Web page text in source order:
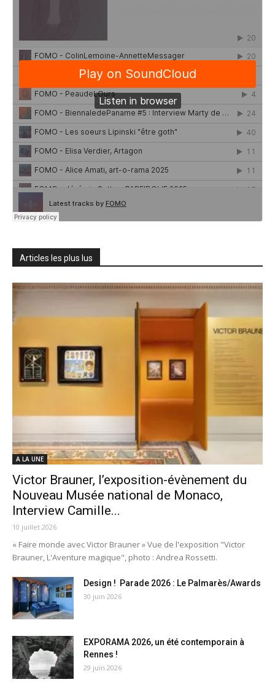
Articles les plus lus
A LA UNE
Victor Brauner, l’exposition-évènement du
Nouveau Musée national de Monaco,
Interview Camille...
10 juillet 2026
« Faire monde avec Victor Brauner » Vue de l'exposition "Victor
Brauner, L'Aventure magique", photo : Andrea Rossetti.
Design ! Parade 2026 : Le Palmarès/Awards
30 juin 2026
EXPORAMA 2026, un été contemporain à
Rennes !
29 juin 2026